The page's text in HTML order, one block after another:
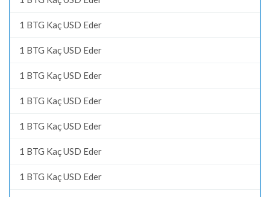
1 BTG Kaç USD Eder
1 BTG Kaç USD Eder
1 BTG Kaç USD Eder
1 BTG Kaç USD Eder
1 BTG Kaç USD Eder
1 BTG Kaç USD Eder
1 BTG Kaç USD Eder